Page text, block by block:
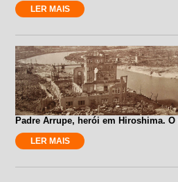
LER MAIS
Padre Arrupe, herói em Hiroshima. O
LER MAIS